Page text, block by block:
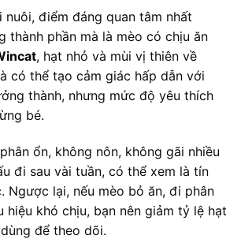
nuôi, điểm đáng quan tâm nhất
thành phần mà là mèo có chịu ăn
, hạt nhỏ và mùi vị thiên về
có thể tạo cảm giác hấp dẫn với
thành, nhưng mức độ yêu thích
bé.
ổn, không nôn, không gãi nhiều
đi sau vài tuần, có thể xem là tín
Ngược lại, nếu mèo bỏ ăn, đi phân
hiệu khó chịu, bạn nên giảm tỷ lệ hạt
để theo dõi.